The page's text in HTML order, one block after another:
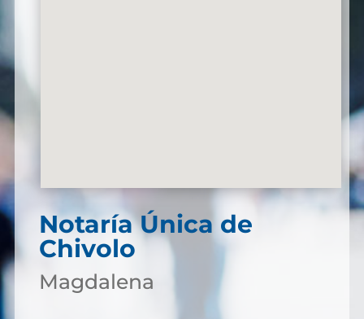
Notaría Única de
Chivolo
Magdalena